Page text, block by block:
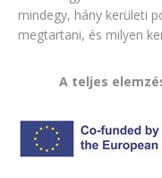
mindegy, hány kerületi
megtartani, és milyen
A teljes